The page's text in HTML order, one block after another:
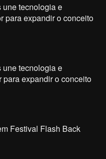
une tecnologia e
para expandir o conceito
une tecnologia e
expandir o conceito
Festival Flash Back